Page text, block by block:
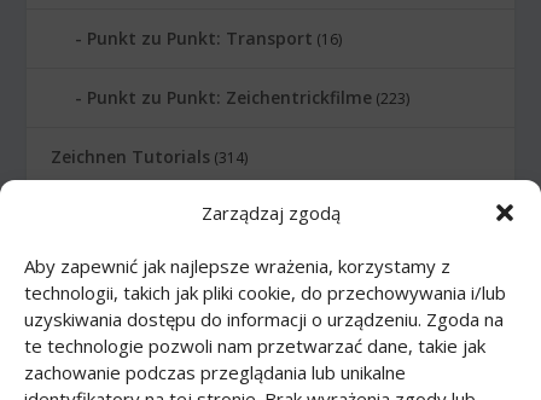
Zarządzaj zgodą
Aby zapewnić jak najlepsze wrażenia, korzystamy z
technologii, takich jak pliki cookie, do przechowywania i/lub
uzyskiwania dostępu do informacji o urządzeniu. Zgoda na
te technologie pozwoli nam przetwarzać dane, takie jak
zachowanie podczas przeglądania lub unikalne
Punkt zu Punkt: Transport (16)
Punkt zu Punkt: Zeichentrickfilme (223)
Zeichnen Tutorials (314)
Zeichnen Tutorials: Comics(46)
Zeichnen Tutorials: Körper(27)
Zeichnen Tutorials: Lebensmittel (10)
Zeichnen Tutorials: Tiere(83)